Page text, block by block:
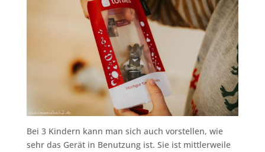
Bei 3 Kindern kann man sich auch vorstellen, wie
sehr das Gerät in Benutzung ist. Sie ist mittlerweile